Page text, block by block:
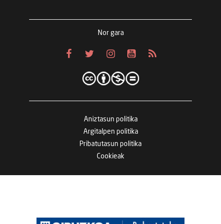
Nor gara
Aniztasun politika
Argitalpen politika
Pribatutasun politika
Cookieak